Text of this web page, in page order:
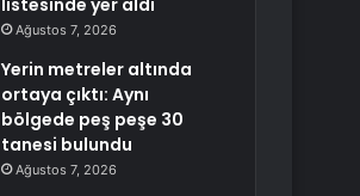
listesinde yer aldı
Ağustos 7, 2026
Yerin metreler altında
ortaya çıktı: Aynı
bölgede peş peşe 30
tanesi bulundu
Ağustos 7, 2026